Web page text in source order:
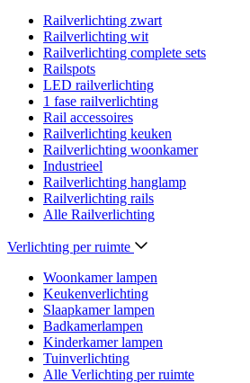
Railverlichting zwart
Railverlichting wit
Railverlichting complete sets
Railspots
LED railverlichting
1 fase railverlichting
Rail accessoires
Railverlichting keuken
Railverlichting woonkamer
Industrieel
Railverlichting hanglamp
Railverlichting rails
Alle Railverlichting
Verlichting per ruimte
Woonkamer lampen
Keukenverlichting
Slaapkamer lampen
Badkamerlampen
Kinderkamer lampen
Tuinverlichting
Alle Verlichting per ruimte